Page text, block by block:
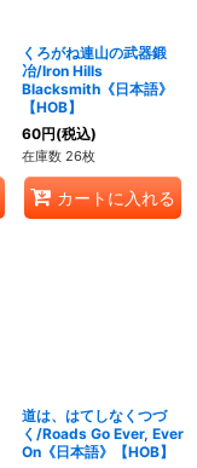
くろがね連山の武器鍛
冶/Iron Hills
Blacksmith《日本語》
【HOB】
60円(税込)
在庫数 26枚
カートに入れる
道は、はてしなくつづ
く/Roads Go Ever, Ever
On《日本語》【HOB】